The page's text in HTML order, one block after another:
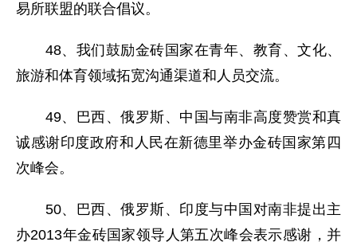
易所联盟的联合倡议。
48、我们鼓励金砖国家在青年、教育、文化、
旅游和体育领域拓宽沟通渠道和人员交流。
49、巴西、俄罗斯、中国与南非高度赞赏和真
诚感谢印度政府和人民在新德里举办金砖国家第四
次峰会。
50、巴西、俄罗斯、印度与中国对南非提出主
办2013年金砖国家领导人第五次峰会表示感谢，并